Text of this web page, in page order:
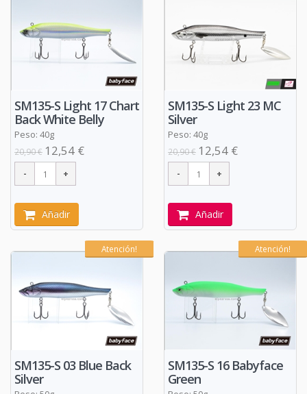
SM135-S Light 17 Chart
Back White Belly
Peso: 40g
20,90 € 12,54 €
Añadir
SM135-S Light 23 MC
Silver
Peso: 40g
20,90 € 12,54 €
Añadir
Atención!
SM135-S 03 Blue Back
Silver
Atención!
SM135-S 16 Babyface
Green